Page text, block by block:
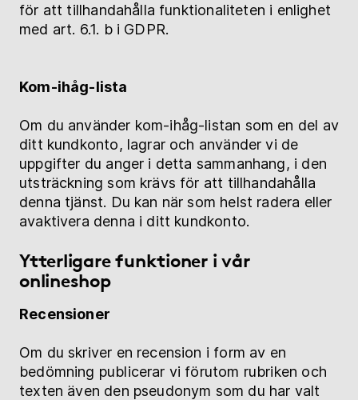
för att tillhandahålla funktionaliteten i enlighet
med art. 6.1. b i GDPR.
Kom-ihåg-lista
Om du använder kom-ihåg-listan som en del av
ditt kundkonto, lagrar och använder vi de
uppgifter du anger i detta sammanhang, i den
utsträckning som krävs för att tillhandahålla
denna tjänst. Du kan när som helst radera eller
avaktivera denna i ditt kundkonto.
Ytterligare funktioner i vår
onlineshop
Recensioner
Om du skriver en recension i form av en
bedömning publicerar vi förutom rubriken och
texten även den pseudonym som du har valt